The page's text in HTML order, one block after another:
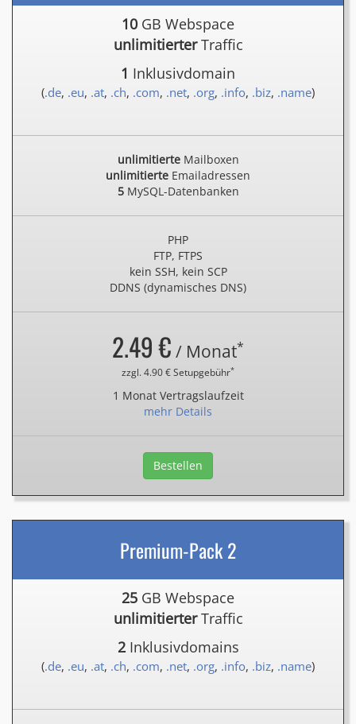
10 GB Webspace
unlimitierterTraffic
1 Inklusivdomain
(.de, .eu, .at, .ch, .com, .net, .org, .info, .biz, .name)
unlimitierteMailboxen
unlimitierte Emailadressen
5MySQL-Datenbanken
PHP
FTP, FTPS
kein SSH, kein SCP
DDNS (dynamisches DNS)
2.49 € / Monat*
zzgl. 4.90 € Setupgebühr*
1 Monat Vertragslaufzeit
mehr Details
Bestellen
Premium-Pack 2
25 GB Webspace
unlimitierterTraffic
2Inklusivdomains
(.de, .eu, .at, .ch, .com, .net, .org, .info, .biz, .name)